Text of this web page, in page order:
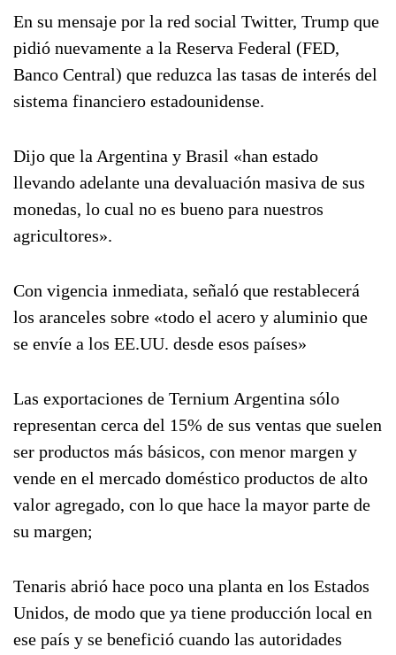
En su mensaje por la red social Twitter, Trump que
pidió nuevamente a la Reserva Federal (FED,
Banco Central) que reduzca las tasas de interés del
sistema financiero estadounidense.
Dijo que la Argentina y Brasil «han estado
llevando adelante una devaluación masiva de sus
monedas, lo cual no es bueno para nuestros
agricultores».
Con vigencia inmediata, señaló que restablecerá
los aranceles sobre «todo el acero y aluminio que
se envíe a los EE.UU. desde esos países»
Las exportaciones de Ternium Argentina sólo
representan cerca del 15% de sus ventas que suelen
ser productos más básicos, con menor margen y
vende en el mercado doméstico productos de alto
valor agregado, con lo que hace la mayor parte de
su margen;
Tenaris abrió hace poco una planta en los Estados
Unidos, de modo que ya tiene producción local en
ese país y se benefició cuando las autoridades